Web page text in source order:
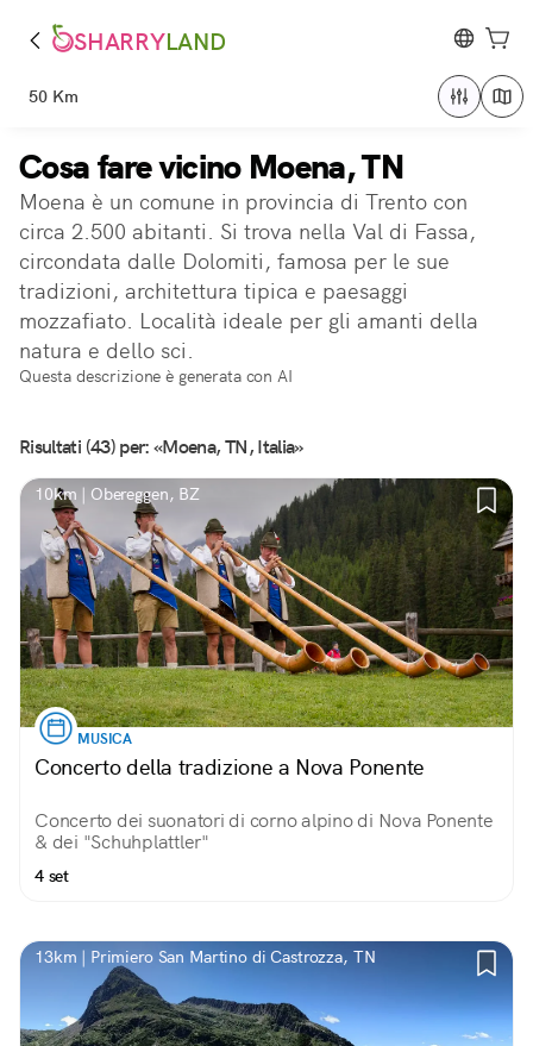
SHARRYLAND
50 Km
Cosa fare vicino Moena, TN
Moena è un comune in provincia di Trento con
circa 2.500 abitanti. Si trova nella Val di Fassa,
circondata dalle Dolomiti, famosa per le sue
tradizioni, architettura tipica e paesaggi
mozzafiato. Località ideale per gli amanti della
natura e dello sci.
Questa descrizione è generata con AI
Risultati (43) per: «Moena, TN, Italia»
10km | Obereggen, BZ
MUSICA
Concerto della tradizione a Nova Ponente
Concerto dei suonatori di corno alpino di Nova Ponente
& dei "Schuhplattler"
4 set
13km | Primiero San Martino di Castrozza, TN